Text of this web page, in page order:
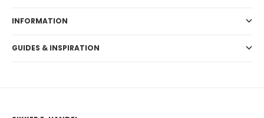
INFORMATION
GUIDES & INSPIRATION